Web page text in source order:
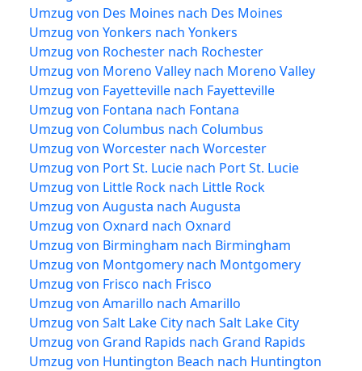
Umzug von Des Moines nach Des Moines
Umzug von Yonkers nach Yonkers
Umzug von Rochester nach Rochester
Umzug von Moreno Valley nach Moreno Valley
Umzug von Fayetteville nach Fayetteville
Umzug von Fontana nach Fontana
Umzug von Columbus nach Columbus
Umzug von Worcester nach Worcester
Umzug von Port St. Lucie nach Port St. Lucie
Umzug von Little Rock nach Little Rock
Umzug von Augusta nach Augusta
Umzug von Oxnard nach Oxnard
Umzug von Birmingham nach Birmingham
Umzug von Montgomery nach Montgomery
Umzug von Frisco nach Frisco
Umzug von Amarillo nach Amarillo
Umzug von Salt Lake City nach Salt Lake City
Umzug von Grand Rapids nach Grand Rapids
Umzug von Huntington Beach nach Huntington